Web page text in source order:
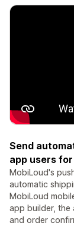
Send
app users
MobiLoud's
automatic
MobiLoud
app builder, the
and order